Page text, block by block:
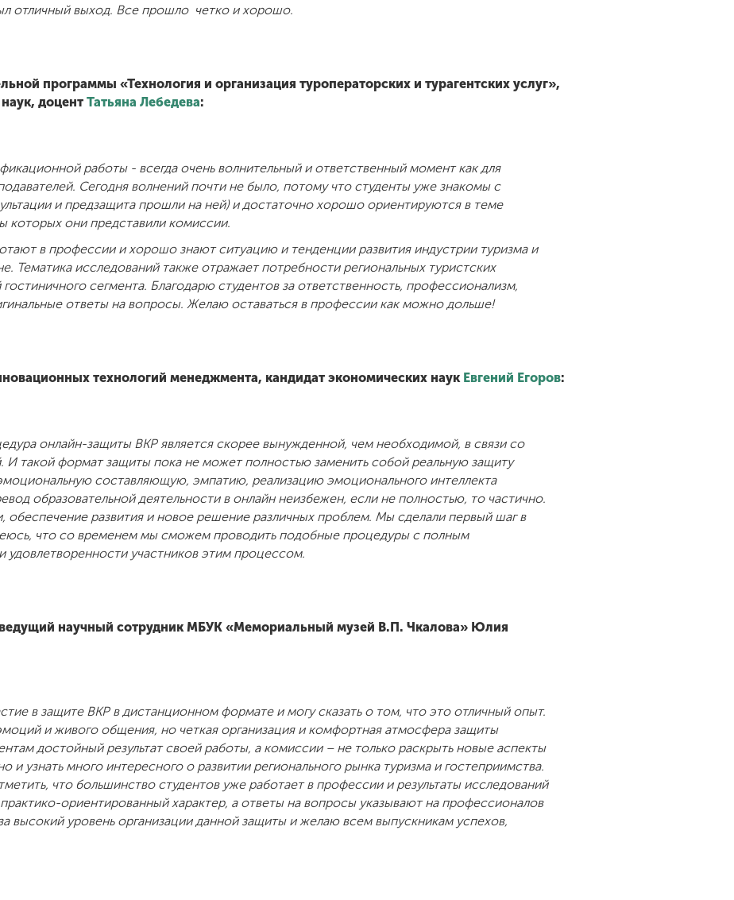
отличный выход. Все прошло четко и хорошо.
программы «Технология и организация туроператорских и турагентских услуг»,
доцент Татьяна Лебедева:
работы - всегда очень волнительный и ответственный момент как для
Сегодня волнений почти не было, потому что студенты уже знакомы с
и предзащита прошли на ней) и достаточно хорошо ориентируются в теме
которых они представили комиссии.
в профессии и хорошо знают ситуацию и тенденции развития индустрии туризма и
Тематика исследований также отражает потребности региональных туристских
сегмента. Благодарю студентов за ответственность, профессионализм,
ответы на вопросы. Желаю оставаться в профессии как можно дольше!
технологий менеджмента, кандидат экономических наук Евгений Егоров:
онлайн-защиты ВКР является скорее вынужденной, чем необходимой, в связи со
И такой формат защиты пока не может полностью заменить собой реальную защиту
составляющую, эмпатию, реализацию эмоционального интеллекта
образовательной деятельности в онлайн неизбежен, если не полностью, то частично.
обеспечение развития и новое решение различных проблем. Мы сделали первый шаг в
что со временем мы сможем проводить подобные процедуры с полным
удовлетворенности участников этим процессом.
научный сотрудник МБУК «Мемориальный музей В.П. Чкалова» Юлия
в защите ВКР в дистанционном формате и могу сказать о том, что это отличный опыт.
и живого общения, но четкая организация и комфортная атмосфера защиты
достойный результат своей работы, а комиссии – не только раскрыть новые аспекты
и узнать много интересного о развитии регионального рынка туризма и гостеприимства.
что большинство студентов уже работает в профессии и результаты исследований
ориентированный характер, а ответы на вопросы указывают на профессионалов
высокий уровень организации данной защиты и желаю всем выпускникам успехов,